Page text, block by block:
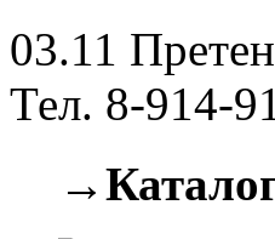
03.11
Тел. 8-914-